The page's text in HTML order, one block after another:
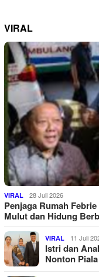
VIRAL
VIRAL 28 Juli 2026
Penjaga Rumah
Mulut dan Hidung
VIRAL 11 Juli
Istri dan
Nonton